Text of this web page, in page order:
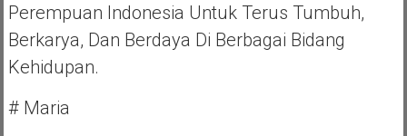
Perempuan Indonesia Untuk Terus Tumbuh,
Berkarya, Dan Berdaya Di Berbagai Bidang
Kehidupan.
# Maria